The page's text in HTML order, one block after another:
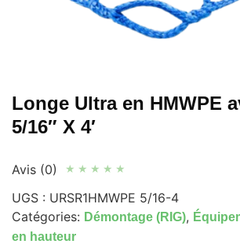
Longe Ultra en HMWPE
5/16″ X 4′
Avis (0) ★ ★ ★ ★ ★
UGS : URSR1HMWPE 5/16-4
Catégories: Démontage (RIG),
en hauteur